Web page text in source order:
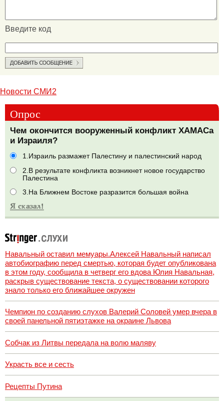
Введите код
Новости СМИ2
Опрос
Чем окончится вооруженный конфликт ХАМАСа
и Израиля?
1.Израиль размажет Палестину и палестинский народ
2.В результате конфликта возникнет новое государство
Палестина
3.На Ближнем Востоке разразится большая война
Навальный оставил мемуары.Алексей Навальный написал
автобиографию перед смертью, которая будет опубликована
в этом году, сообщила в четверг его вдова Юлия Навальная,
раскрыв существование текста, о существовании которого
знало только его ближайшее окружен
Чемпион по созданию слухов Валерий Соловей умер вчера в
своей панельной пятиэтажке на окраине Львова
Собчак из Литвы передала на волю маляву
Украсть все и сесть
Рецепты Путина